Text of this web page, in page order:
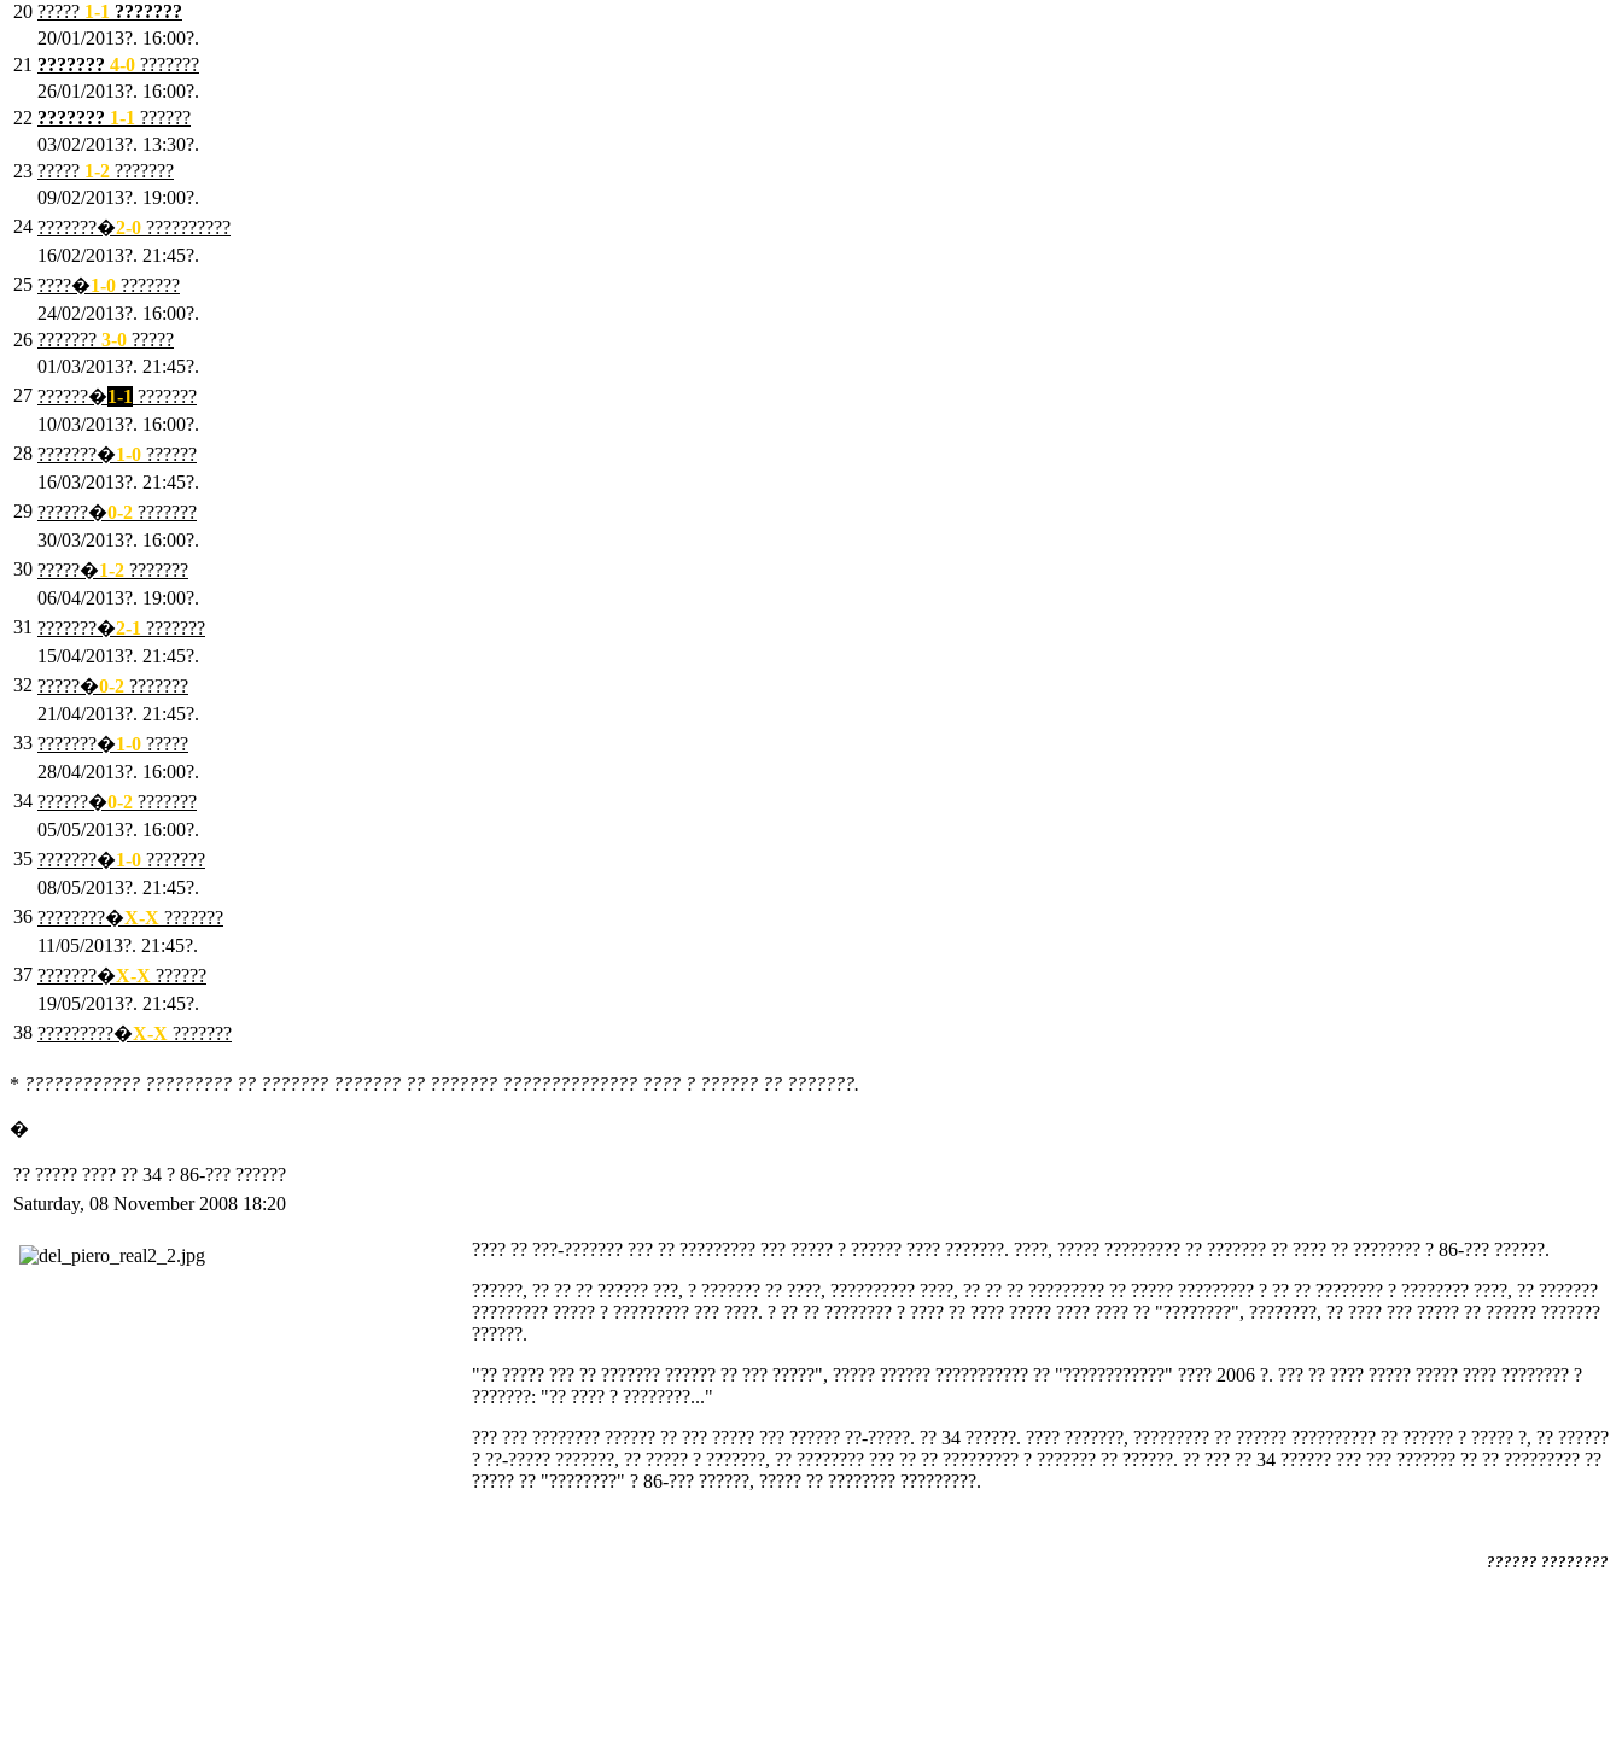
20 ????? 1-1 ???????
20/01/2013?. 16:00?.
21 ??????? 4-0 ???????
26/01/2013?. 16:00?.
22 ??????? 1-1 ??????
03/02/2013?. 13:30?.
23 ????? 1-2 ???????
09/02/2013?. 19:00?.
24 ???????�2-0 ??????????
16/02/2013?. 21:45?.
25 ????�1-0 ???????
24/02/2013?. 16:00?.
26 ??????? 3-0 ?????
01/03/2013?. 21:45?.
27 ??????�1-1 ???????
10/03/2013?. 16:00?.
28 ???????�1-0 ??????
16/03/2013?. 21:45?.
29 ??????�0-2 ???????
30/03/2013?. 16:00?.
30 ?????�1-2 ???????
06/04/2013?. 19:00?.
31 ???????�2-1 ???????
15/04/2013?. 21:45?.
32 ?????�0-2 ???????
21/04/2013?. 21:45?.
33 ???????�1-0 ?????
28/04/2013?. 16:00?.
34 ??????�0-2 ???????
05/05/2013?. 16:00?.
35 ???????�1-0 ???????
08/05/2013?. 21:45?.
36 ????????�X-X ???????
11/05/2013?. 21:45?.
37 ???????�X-X ??????
19/05/2013?. 21:45?.
38 ?????????�X-X ???????
* ???????????? ????????? ?? ??????? ??????? ?? ??????? ?????????????? ???? ? ?????? ?? ???????.
�
?? ????? ???? ?? 34 ? 86-??? ??????
Saturday, 08 November 2008 18:20
???? ?? ???-??????? ??? ?? ????????? ??? ????? ? ?????? ???? ???????. ????, ????? ????????? ?? ??????? ?? ???? ?? ???????? ? 86-??? ??????.
??????, ?? ?? ?? ?????? ???, ? ??????? ?? ????, ?????????? ????, ?? ?? ?? ????????? ?? ????? ????????? ? ?? ?? ???????? ? ???????? ????, ?? ???????
????????? ????? ? ????????? ??? ????. ? ?? ?? ???????? ? ???? ?? ???? ????? ???? ???? ?? "????????", ????????, ?? ???? ??? ????? ?? ?????? ???????
??????.
"?? ????? ??? ?? ??????? ?????? ?? ??? ?????", ????? ?????? ??????????? ?? "????????????" ???? 2006 ?. ??? ?? ???? ????? ????? ???? ???????? ?
???????: "?? ???? ? ????????..."
??? ??? ???????? ?????? ?? ??? ????? ??? ?????? ??-?????. ?? 34 ??????. ???? ???????, ????????? ?? ?????? ?????????? ?? ?????? ? ????? ?, ?? ??????
? ??-????? ???????, ?? ????? ? ???????, ?? ???????? ??? ?? ?? ????????? ? ??????? ?? ??????. ?? ??? ?? 34 ?????? ??? ??? ??????? ?? ?? ????????? ??
????? ?? "????????" ? 86-??? ??????, ????? ?? ???????? ?????????.
?????? ????????